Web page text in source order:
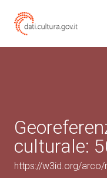
culturale:
https://w3id.org/